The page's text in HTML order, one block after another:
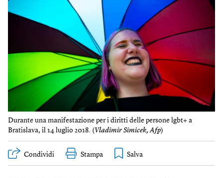
Durante una manifestazione per i diritti delle persone lgbt+ a
Bratislava, il 14 luglio 2018. ( Vladimir Simicek, Afp)
Condividi Stampa